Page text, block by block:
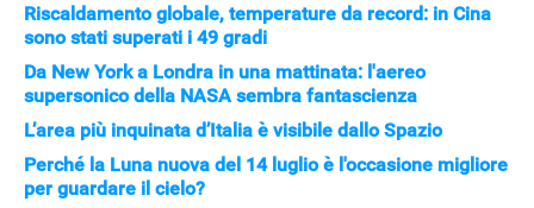
APPLE
Riscaldamento globale, temperature da record: in Cina
sono stati superati i 49 gradi
Da New York a Londra in una mattinata: l'aereo
supersonico della NASA sembra fantascienza
L’area più inquinata d’Italia è visibile dallo Spazio
Perché la Luna nuova del 14 luglio è l'occasione migliore
per guardare il cielo?